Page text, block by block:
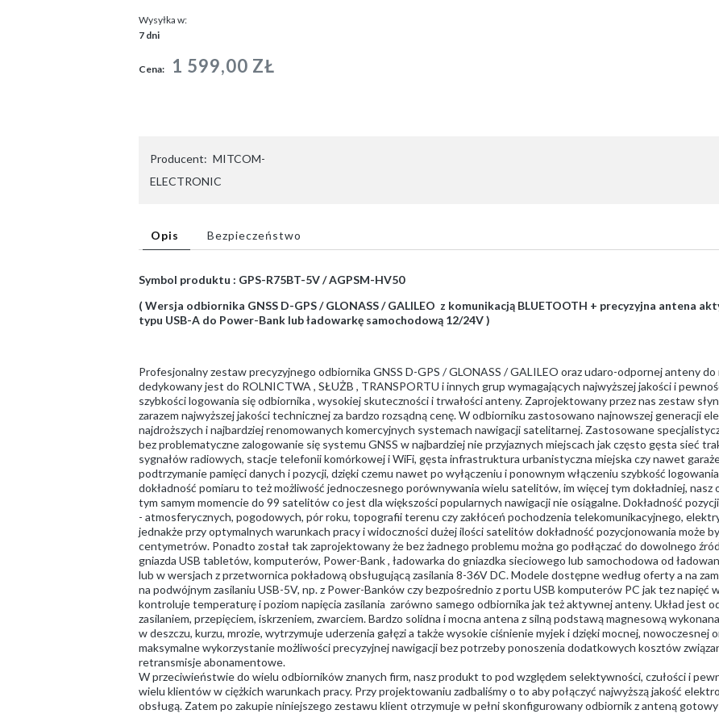
Wysyłka w:
7 dni
Cena: 1 599,00 ZŁ
Producent: MITCOM-
ELECTRONIC
Opis Bezpieczeństwo
Symbol produktu : GPS-R75BT-5V / AGPSM-HV50
( Wersja odbiornika GNSS D-GPS / GLONASS / GALILEO z komunikacją BLUETOOTH + precyzyjna antena
typu USB-A do Power-Bank lub ładowarkę samochodową 12/24V )
Profesjonalny zestaw precyzyjnego odbiornika GNSS D-GPS / GLONASS / GALILEO oraz udaro-odpornej anteny
dedykowany jest do ROLNICTWA , SŁUŻB , TRANSPORTU i innych grup wymagających najwyższej jakości i
szybkości logowania się odbiornika , wysokiej skuteczności i trwałości anteny. Zaprojektowany przez nas zestaw
zarazem najwyższej jakości technicznej za bardzo rozsądną cenę. W odbiorniku zastosowano najnowszej generacji
najdroższych i najbardziej renomowanych komercyjnych systemach nawigacji satelitarnej. Zastosowane
bez problematyczne zalogowanie się systemu GNSS w najbardziej nie przyjaznych miejscach jak często gęsta sieć
sygnałów radiowych, stacje telefonii komórkowej i WiFi, gęsta infrastruktura urbanistyczna miejska czy nawet
podtrzymanie pamięci danych i pozycji, dzięki czemu nawet po wyłączeniu i ponownym włączeniu szybkość
dokładność pomiaru to też możliwość jednoczesnego porównywania wielu satelitów, im więcej tym dokładniej, nasz
tym samym momencie do 99 satelitów co jest dla większości popularnych nawigacji nie osiągalne. Dokładność
- atmosferycznych, pogodowych, pór roku, topografii terenu czy zakłóceń pochodzenia telekomunikacyjnego,
jednakże przy optymalnych warunkach pracy i widoczności dużej ilości satelitów dokładność pozycjonowania może
centymetrów. Ponadto został tak zaprojektowany że bez żadnego problemu można go podłączać do dowolnego
gniazda USB tabletów, komputerów, Power-Bank , ładowarka do gniazdka sieciowego lub samochodowa od
lub w wersjach z przetwornica pokładową obsługującą zasilania 8-36V DC. Modele dostępne według oferty a na
na podwójnym zasilaniu USB-5V, np. z Power-Banków czy bezpośrednio z portu USB komputerów PC jak tez napięć
kontroluje temperaturę i poziom napięcia zasilania zarówno samego odbiornika jak też aktywnej anteny. Układ jest
zasilaniem, przepięciem, iskrzeniem, zwarciem. Bardzo solidna i mocna antena z silną podstawą magnesową
w deszczu, kurzu, mrozie, wytrzymuje uderzenia gałęzi a także wysokie ciśnienie myjek i dzięki mocnej, nowoczesnej
maksymalne wykorzystanie możliwości precyzyjnej nawigacji bez potrzeby ponoszenia dodatkowych kosztów
retransmisje abonamentowe.
W przeciwieństwie do wielu odbiorników znanych firm, nasz produkt to pod względem selektywności, czułości i
wielu klientów w ciężkich warunkach pracy. Przy projektowaniu zadbaliśmy o to aby połączyć najwyższą jakość
obsługą. Zatem po zakupie niniejszego zestawu klient otrzymuje w pełni skonfigurowany odbiornik z anteną